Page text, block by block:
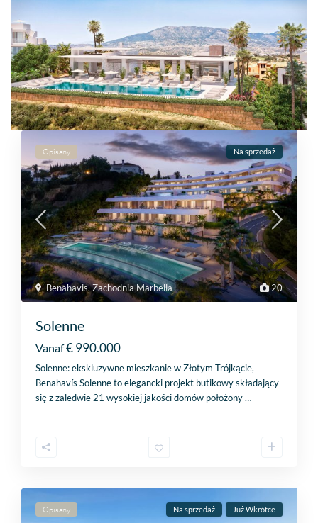
20
Benahavis,Zachodnia Marbella
Opisany Na sprzedaż
Solenne
Vanaf€ 990.000
Solenne: ekskluzywne mieszkanie w Złotym Trójkącie,
Benahavís Solenne to elegancki projekt butikowy składający
się z zaledwie 21 wysokiej jakości domów położony…
Opisany Na sprzedaż Już Wkrótce